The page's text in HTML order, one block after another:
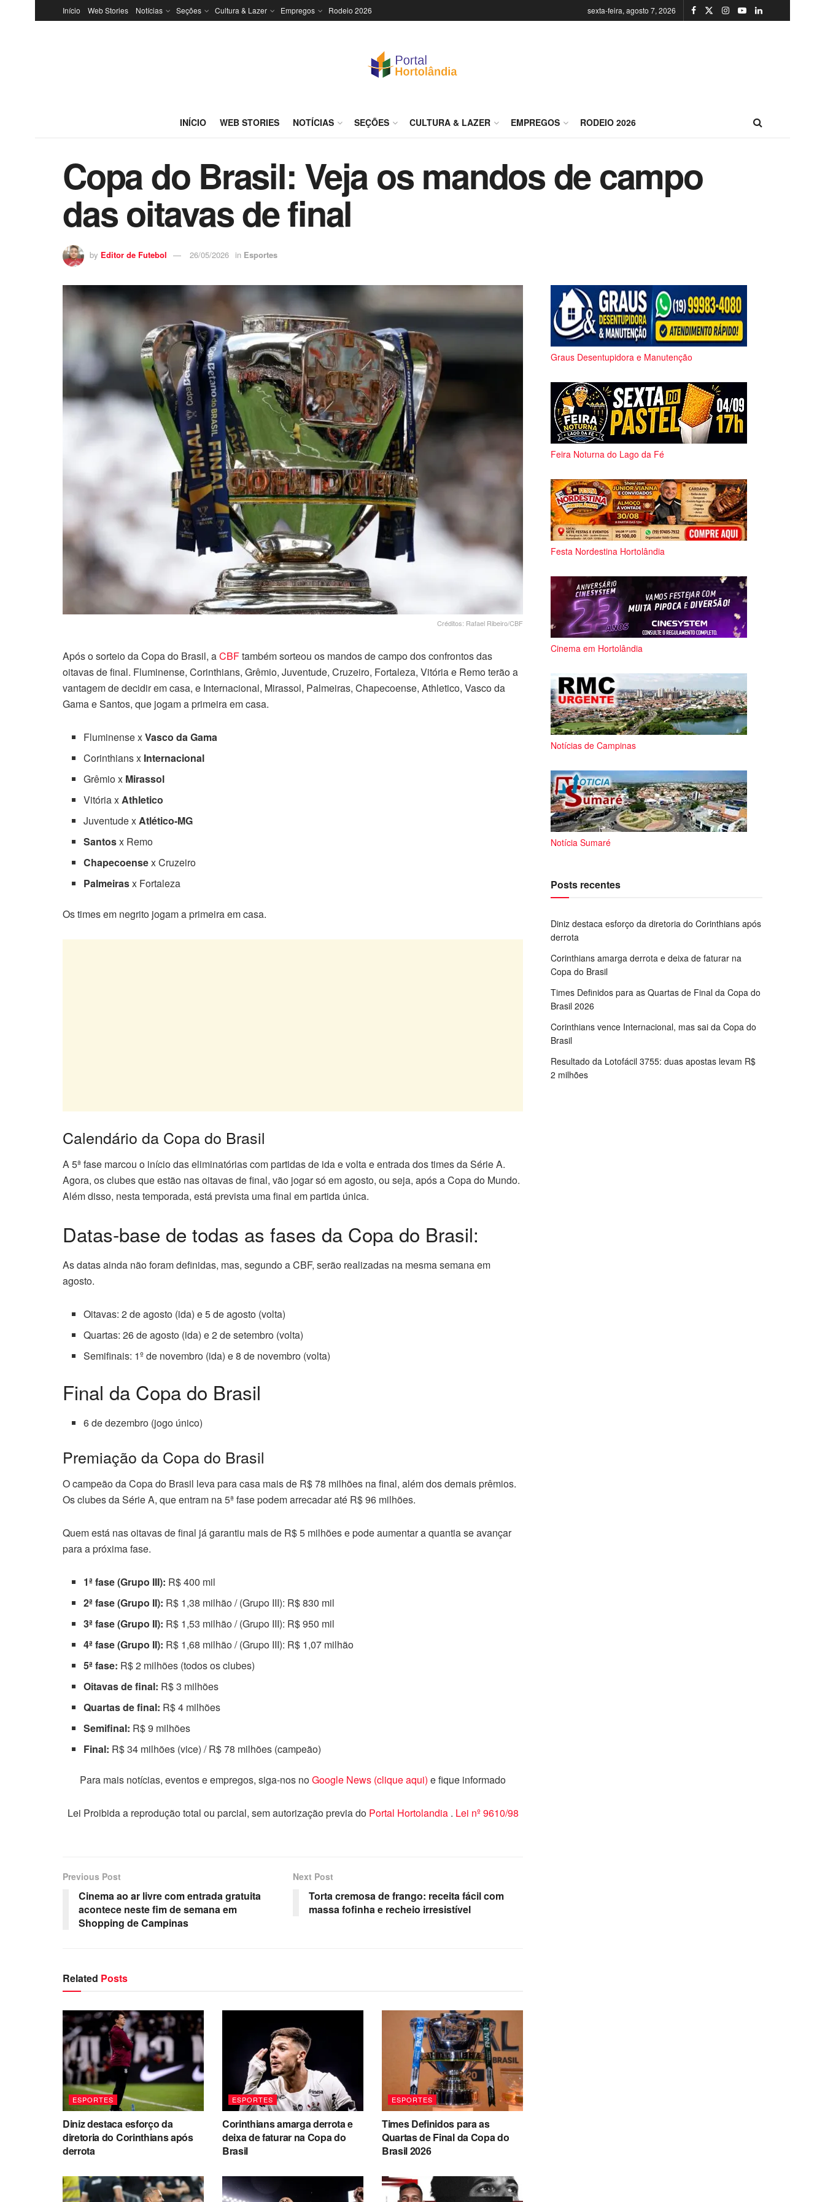
Início Web Stories Notícias Seções Cultura & Lazer Empregos Rodeio 2026 sexta-feira, agosto 7, 2026
INÍCIO WEB STORIES NOTÍCIAS SEÇÕES CULTURA & LAZER EMPREGOS RODEIO 2026
Copa do Brasil: Veja os mandos de campo
das oitavas de final
by Editor de Futebol 26/05/2026 in Esportes
Créditos: Rafael Ribeiro/CBF
Após o sorteio da Copa do Brasil, aCBFtambém sorteou os mandos de campo dos confrontos das
oitavas de final. Fluminense, Corinthians, Grêmio, Juventude, Cruzeiro, Fortaleza, Vitória e Remo terão a
vantagem de decidir em casa, e Internacional, Mirassol, Palmeiras, Chapecoense, Athletico, Vasco da
Gama e Santos, que jogam a primeira em casa.
Fluminense xVasco da Gama
Corinthians x Internacional
Grêmio x Mirassol
Vitória xAthletico
Juventude xAtlético-MG
Santosx Remo
Chapecoensex Cruzeiro
Palmeirasx Fortaleza
Os times em negrito jogam a primeira em casa.
Calendário da Copa do Brasil
A 5ª fase marcou o início das eliminatórias com partidas de ida e volta e entrada dos times da Série A.
Agora, os clubes que estão nas oitavas de final, vão jogar só em agosto, ou seja, após a Copa do Mundo.
Além disso, nesta temporada, está prevista uma final em partida única.
Datas-base de todas as fases da Copa do Brasil:
As datas ainda não foram definidas, mas, segundo a CBF, serão realizadas na mesma semana em
agosto.
Oitavas: 2 de agosto (ida) e 5 de agosto (volta)
Quartas: 26 de agosto (ida) e 2 de setembro (volta)
Semifinais: 1º de novembro (ida) e 8 de novembro (volta)
Final da Copa do Brasil
6 de dezembro (jogo único)
Premiação da Copa do Brasil
O campeão da Copa do Brasil leva para casa mais de R$ 78 milhões na final, além dos demais prêmios.
Os clubes da Série A, que entram na 5ª fase podem arrecadar até R$ 96 milhões.
Quem está nas oitavas de final já garantiu mais de R$ 5 milhões e pode aumentar a quantia se avançar
para a próxima fase.
1ª fase (Grupo III): R$ 400 mil
2ª fase (Grupo II): R$ 1,38 milhão / (Grupo III): R$ 830 mil
3ª fase (Grupo II): R$ 1,53 milhão / (Grupo III): R$ 950 mil
4ª fase (Grupo II): R$ 1,68 milhão / (Grupo III): R$ 1,07 milhão
5ª fase: R$ 2 milhões (todos os clubes)
Oitavas de final: R$ 3 milhões
Quartas de final: R$ 4 milhões
Semifinal: R$ 9 milhões
Final: R$ 34 milhões (vice) / R$ 78 milhões (campeão)
Para mais notícias, eventos e empregos, siga-nos noGoogle News (clique aqui) e fique informado
Lei Proibida a reprodução total ou parcial, sem autorização previa do Portal Hortolandia . Lei nº 9610/98
Previous Post
Cinema ao ar livre com entrada gratuita
acontece neste fim de semana em
Shopping de Campinas
Next Post
Torta cremosa de frango: receita fácil com
massa fofinha e recheio irresistível
Related Posts
ESPORTES
Diniz destaca esforço da
diretoria do Corinthians após
derrota
ESPORTES
Corinthians amarga derrota e
deixa de faturar na Copa do
Brasil
ESPORTES
Times Definidos para as
Quartas de Final da Copa do
Brasil 2026
Graus Desentupidora e Manutenção
Feira Noturna do Lago da Fé
Festa Nordestina Hortolândia
Cinema em Hortolândia
Notícias de Campinas
Notícia Sumaré
Posts recentes
Diniz destaca esforço da diretoria do Corinthians após
derrota
Corinthians amarga derrota e deixa de faturar na
Copa do Brasil
Times Definidos para as Quartas de Final da Copa do
Brasil 2026
Corinthians vence Internacional, mas sai da Copa do
Brasil
Resultado da Lotofácil 3755: duas apostas levam R$
2 milhões